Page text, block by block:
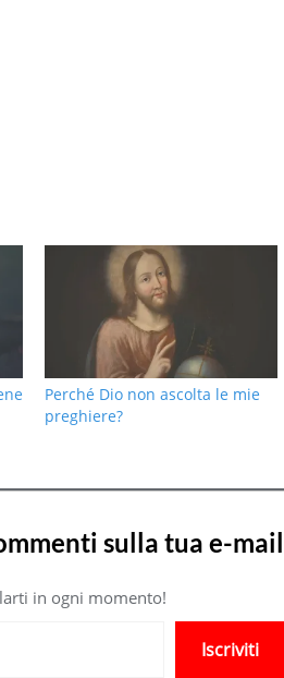
Perché Dio non ascolta le mie
preghiere?
sulla tua e-mail
in ogni momento!
Iscriviti